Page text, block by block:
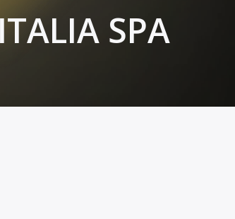
SPA